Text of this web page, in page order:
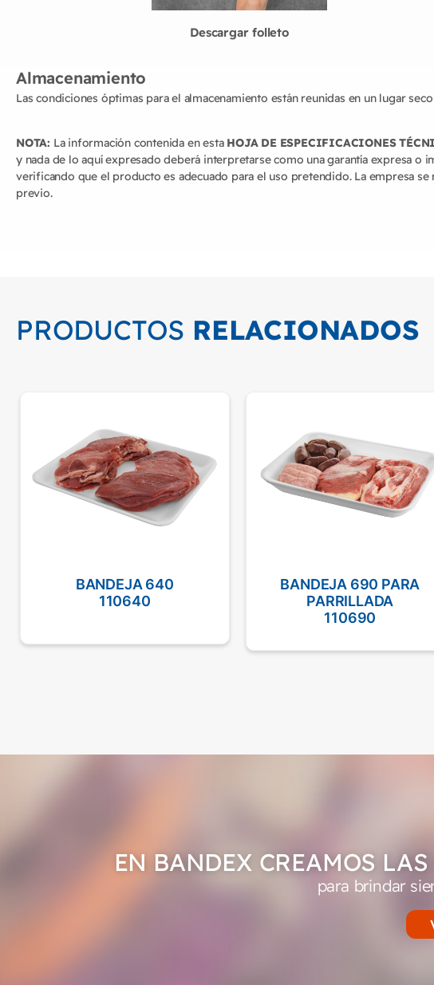
Descargar folleto
Almacenamiento
Las condiciones óptimas para el almacenamiento están reunidas en un lugar
NOTA: La información contenida en esta HOJA DE ESPECIFICACIONES
y nada de lo aquí expresado deberá interpretarse como una garantía expresa
verificando que el producto es adecuado para el uso pretendido. La empresa
previo.
PRODUCTOS RELACIONADOS
BANDEJA 640
110640
BANDEJA 690 PARA
PARRILLADA
110690
EN BANDEX CREAMOS
para brindar